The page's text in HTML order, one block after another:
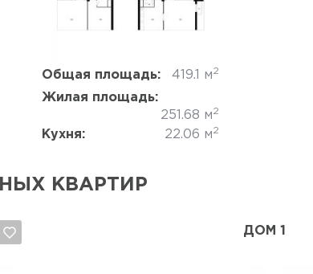
Общая площадь: 419.1 м2
Жилая площадь:
251.68 м2
Кухня: 22.06 м2
Да, удалить Отмена
КВАРТИР
ДОМ 1